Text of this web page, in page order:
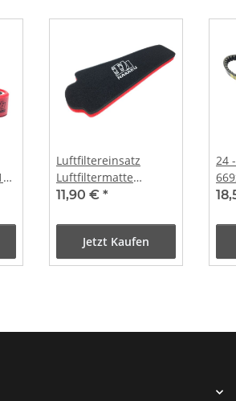
Luftfiltereinsatz
Luftfiltermatte
NARAKU Chinaroller
11,90 € *
Jetzt Kaufen
24